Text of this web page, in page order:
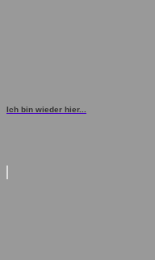
Ich bin wieder hier...